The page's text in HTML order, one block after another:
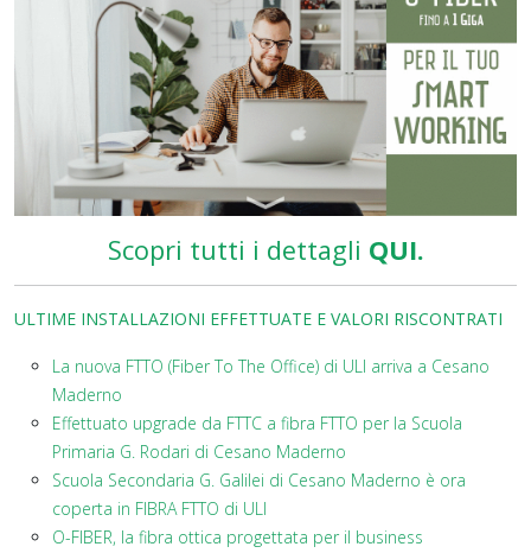
Scopri tutti i dettagli QUI.
ULTIME INSTALLAZIONI EFFETTUATE E VALORI RISCONTRATI
La nuova FTTO (Fiber To The Office) di ULI arriva a Cesano
Maderno
Effettuato upgrade da FTTC a fibra FTTO per la Scuola
Primaria G. Rodari di Cesano Maderno
Scuola Secondaria G. Galilei di Cesano Maderno è ora
coperta in FIBRA FTTO di ULI
O-FIBER, la fibra ottica progettata per il business